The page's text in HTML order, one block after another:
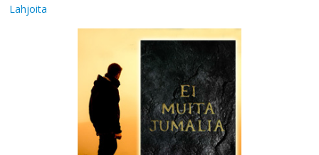
Lahjoita